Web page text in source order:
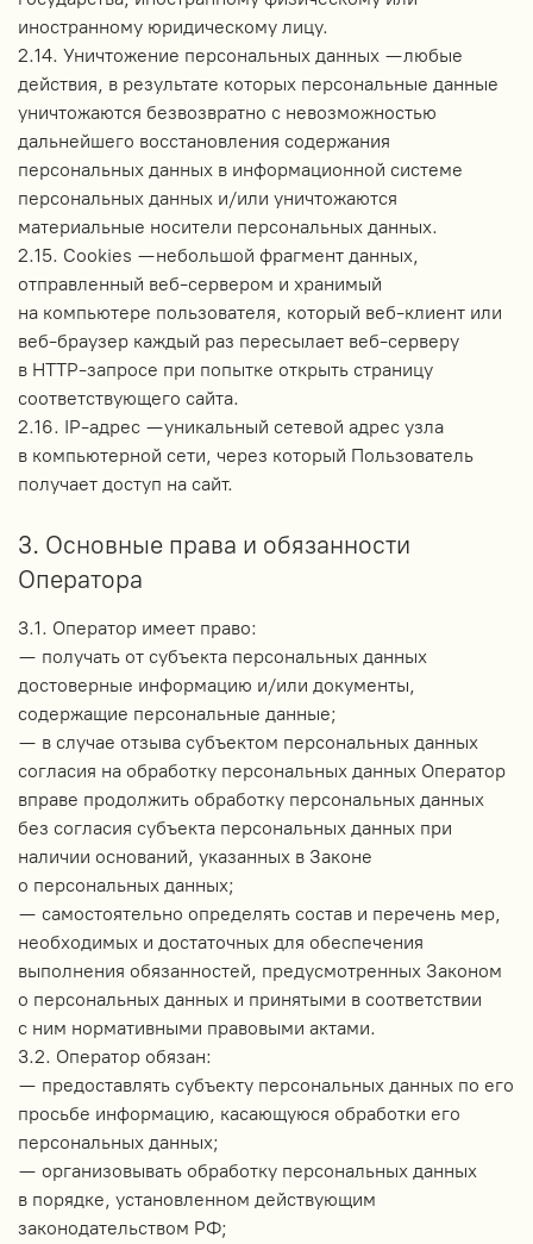
иностранному юридическому лицу.
2.14. Уничтожение персональных данных — любые
действия, в результате которых персональные данные
уничтожаются безвозвратно с невозможностью
дальнейшего восстановления содержания
персональных данных в информационной системе
персональных данных и/или уничтожаются
материальные носители персональных данных.
2.15. Cookies — небольшой фрагмент данных,
отправленный веб-сервером и хранимый
на компьютере пользователя, который веб-клиент или
веб-браузер каждый раз пересылает веб-серверу
в HTTP-запросе при попытке открыть страницу
соответствующего сайта.
2.16. IP-адрес — уникальный сетевой адрес узла
в компьютерной сети, через который Пользователь
получает доступ на сайт.
3. Основные права и обязанности
Оператора
3.1. Оператор имеет право:
— получать от субъекта персональных данных
достоверные информацию и/или документы,
содержащие персональные данные;
— в случае отзыва субъектом персональных данных
согласия на обработку персональных данных Оператор
вправе продолжить обработку персональных данных
без согласия субъекта персональных данных при
наличии оснований, указанных в Законе
о персональных данных;
— самостоятельно определять состав и перечень мер,
необходимых и достаточных для обеспечения
выполнения обязанностей, предусмотренных Законом
о персональных данных и принятыми в соответствии
с ним нормативными правовыми актами.
3.2. Оператор обязан:
— предоставлять субъекту персональных данных по его
просьбе информацию, касающуюся обработки его
персональных данных;
— организовывать обработку персональных данных
в порядке, установленном действующим
законодательством РФ;